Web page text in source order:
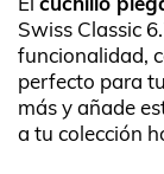
Swiss Classic
funcionalidad,
perfecto para
más y añade
a tu colección